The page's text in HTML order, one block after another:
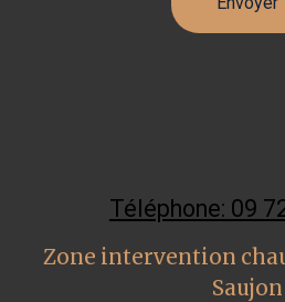
Téléphone: 09
Zone intervention
Saujon